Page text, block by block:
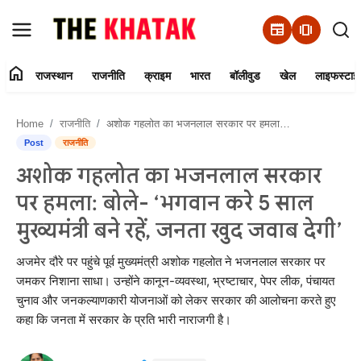
newspaper amp_stories
Contact Us
राजस्थान
राजनीति
क्राइम
भारत
home राजस्थान राजनीति क्राइम भारत बॉलीवुड खेल
Home राजनीति अशोक गहलोत का भजनलाल सरकार पर हमला: बोले- ‘भगवान करे 5 साल मुख्यमंत्री बने रहें, जनता खुद जवाब देगी’
Post राजनीति
अशोक गहलोत का भजनलाल सरकार
पर हमला: बोले- ‘भगवान करे 5 साल
मुख्यमंत्री बने रहें, जनता खुद जवाब देगी’
अजमेर दौरे पर पहुंचे पूर्व मुख्यमंत्री अशोक गहलोत ने भजनलाल सरकार पर
जमकर निशाना साधा। उन्होंने कानून-व्यवस्था, भ्रष्टाचार, पेपर लीक, पंचायत
चुनाव और जनकल्याणकारी योजनाओं को लेकर सरकार की आलोचना करते हुए
कहा कि जनता में सरकार के प्रति भारी नाराजगी है।